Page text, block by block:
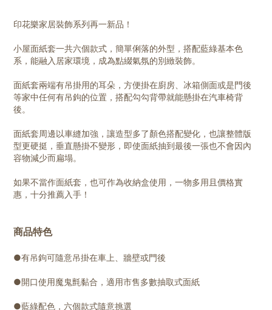
印花樂家居裝飾系列再一新品！
小屋面紙套一共六個款式，簡單俐落的外型，搭配藍綠基本色
系，能融入居家環境，成為點綴氣氛的別緻裝飾。
面紙套兩端有吊掛用的耳朵，方便掛在廚房、冰箱側面或是門後
等家中任何有吊鉤的位置，搭配勾勾背帶就能懸掛在汽車椅背
後。
面紙套周邊以車縫加強，讓造型多了顏色搭配變化，也讓整體版
型更硬挺，垂直懸掛不變形，即使面紙抽到最後一張也不會因內
容物減少而扁塌。
如果不當作面紙套，也可作為收納盒使用，一物多用且價格實
惠，十分推薦入手！
商品特色
●有吊鉤可隨意吊掛在車上、牆壁或門後
●開口使用魔鬼氈黏合，適用市售多數抽取式面紙
●藍綠配色，六個款式隨意挑選